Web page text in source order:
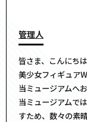
管理人
皆さま、こんにちは
美少女フィギュア
当ミュージアムへ
当ミュージアムで
すため、数々の素